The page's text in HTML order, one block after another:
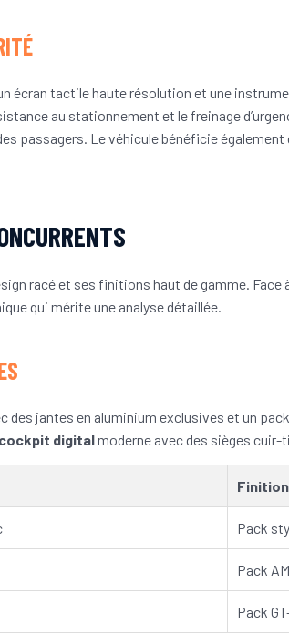
tactile haute résolution et une
au stationnement et le freinage
Le véhicule bénéficie également
racé et ses finitions haut de gamme.
qui mérite une analyse détaillée.
des jantes en aluminium exclusives et un
cockpit digitalmoderne avec des sièges
Pack
Pack
Pack